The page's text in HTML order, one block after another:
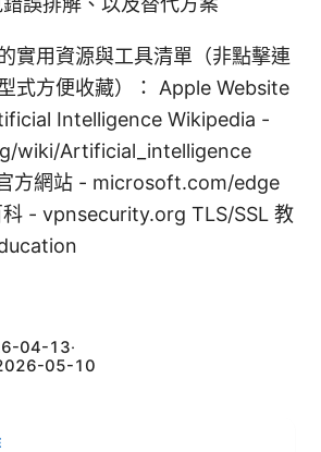
實用資源與工具清單（非點擊連
式方便收藏）： Apple Website
Intelligence Wikipedia -
wiki/Artificial_intelligence
方網站 - microsoft.com/edge
科 - vpnsecurity.org TLS/SSL 教
04-13·
05-10